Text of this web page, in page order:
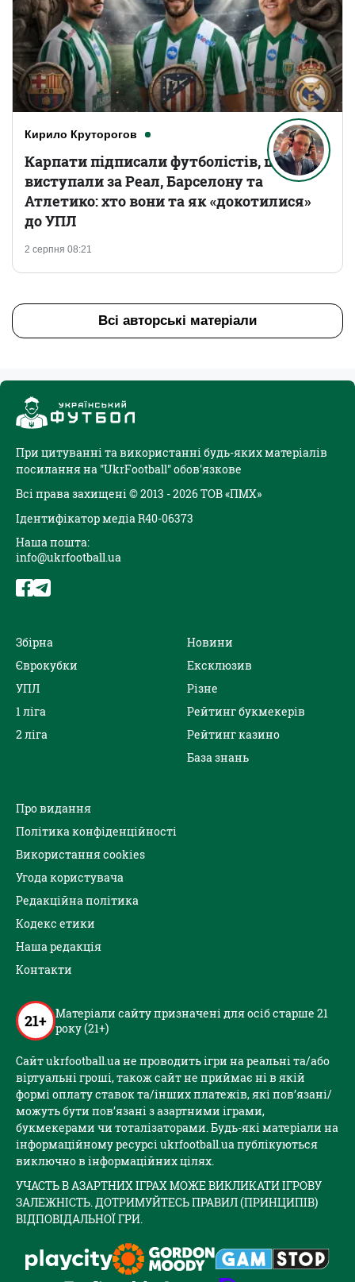
Кирило Круторогов
2 серпня 08:21
Карпати підписали футболістів, що
виступали за Реал, Барселону та
Атлетико: хто вони та як «докотилися»
до УПЛ
Всі авторські матеріали
При цитуванні та використанні будь-яких матеріалів
посилання на "UkrFootball" обов'язкове
Всі права захищені © 2013 - 2026 ТОВ «ПМХ»
Ідентифікатор медіа R40-06373
Наша пошта:
info@ukrfootball.ua
Збірна
Єврокубки
УПЛ
1 ліга
2 ліга
Новини
Ексклюзив
Різне
Рейтинг букмекерів
Рейтинг казино
База знань
Про видання
Політика конфіденційності
Використання cookies
Угода користувача
Редакційна політика
Кодекс етики
Наша редакція
Контакти
21+ Матеріали сайту призначені для осіб старше 21
року (21+)
Сайт ukrfootball.ua не проводить ігри на реальні та/або
віртуальні гроші, також сайт не приймає ні в якій
формі оплату ставок та/інших платежів, які пов’язані/
можуть бути пов’язані з азартними іграми,
букмекерами чи тоталізаторами. Будь-які матеріали на
інформаційному ресурсі ukrfootball.ua публікуються
виключно в інформаційних цілях.
УЧАСТЬ В АЗАРТНИХ ІГРАХ МОЖЕ ВИКЛИКАТИ ІГРОВУ
ЗАЛЕЖНІСТЬ. ДОТРИМУЙТЕСЬ ПРАВИЛ (ПРИНЦИПІВ)
ВІДПОВІДАЛЬНОЇ ГРИ.